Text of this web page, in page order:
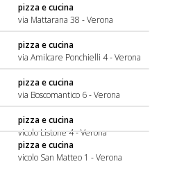
pizza e cucina
via Mattarana 38 - Verona
pizza e cucina
via Amilcare Ponchielli 4 - Verona
pizza e cucina
via Boscomantico 6 - Verona
pizza e cucina
vicolo Listone 4 - Verona
pizza e cucina
vicolo San Matteo 1 - Verona